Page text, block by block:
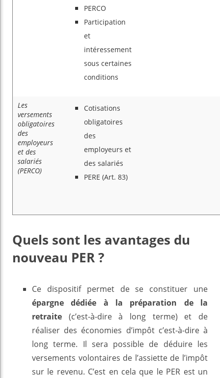
PERCO
Participation
et
intéressement
sous certaines
conditions
Les
versements
obligatoires
des
employeurs
et des
salariés
(PERCO)
Cotisations
obligatoires
des
employeurs et
des salariés
PERE (Art. 83)
Quels sont les avantages du
nouveau PER ?
Ce dispositif permet de se constituer une
épargne dédiée à la préparation de la
retraite (c’est-à-dire à long terme) et de
réaliser des économies d’impôt c’est-à-dire à
long terme. Il sera possible de déduire les
versements volontaires de l’assiette de l’impôt
sur le revenu. C’est en cela que le PER est un